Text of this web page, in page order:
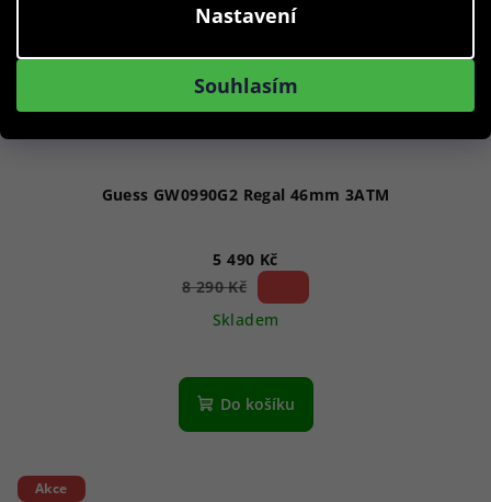
Nastavení
Souhlasím
Guess GW0990G2 Regal 46mm 3ATM
5 490 Kč
8 290 Kč
Skladem
Do košíku
Akce